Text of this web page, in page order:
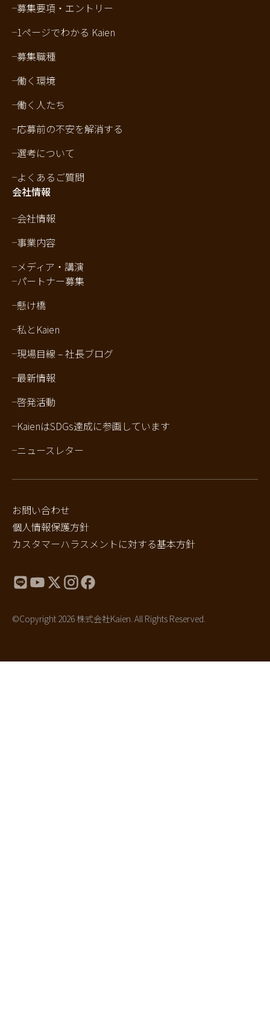
募集要項・エントリー
1ページでわかる Kaien
募集職種
働く環境
働く人たち
応募前の不安を解消する
選考について
よくあるご質問
会社情報
会社情報
事業内容
メディア・講演
パートナー募集
懸け橋
私とKaien
現場目線 – 社長ブログ
最新情報
啓発活動
KaienはSDGs達成に参画しています
ニュースレター
お問い合わせ
個人情報保護方針
カスタマーハラスメントに対する基本方針
©Copyright 2026 株式会社Kaien. All Rights Reserved.